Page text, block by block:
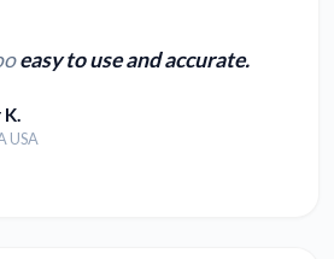
easy to use and accurate.
USA